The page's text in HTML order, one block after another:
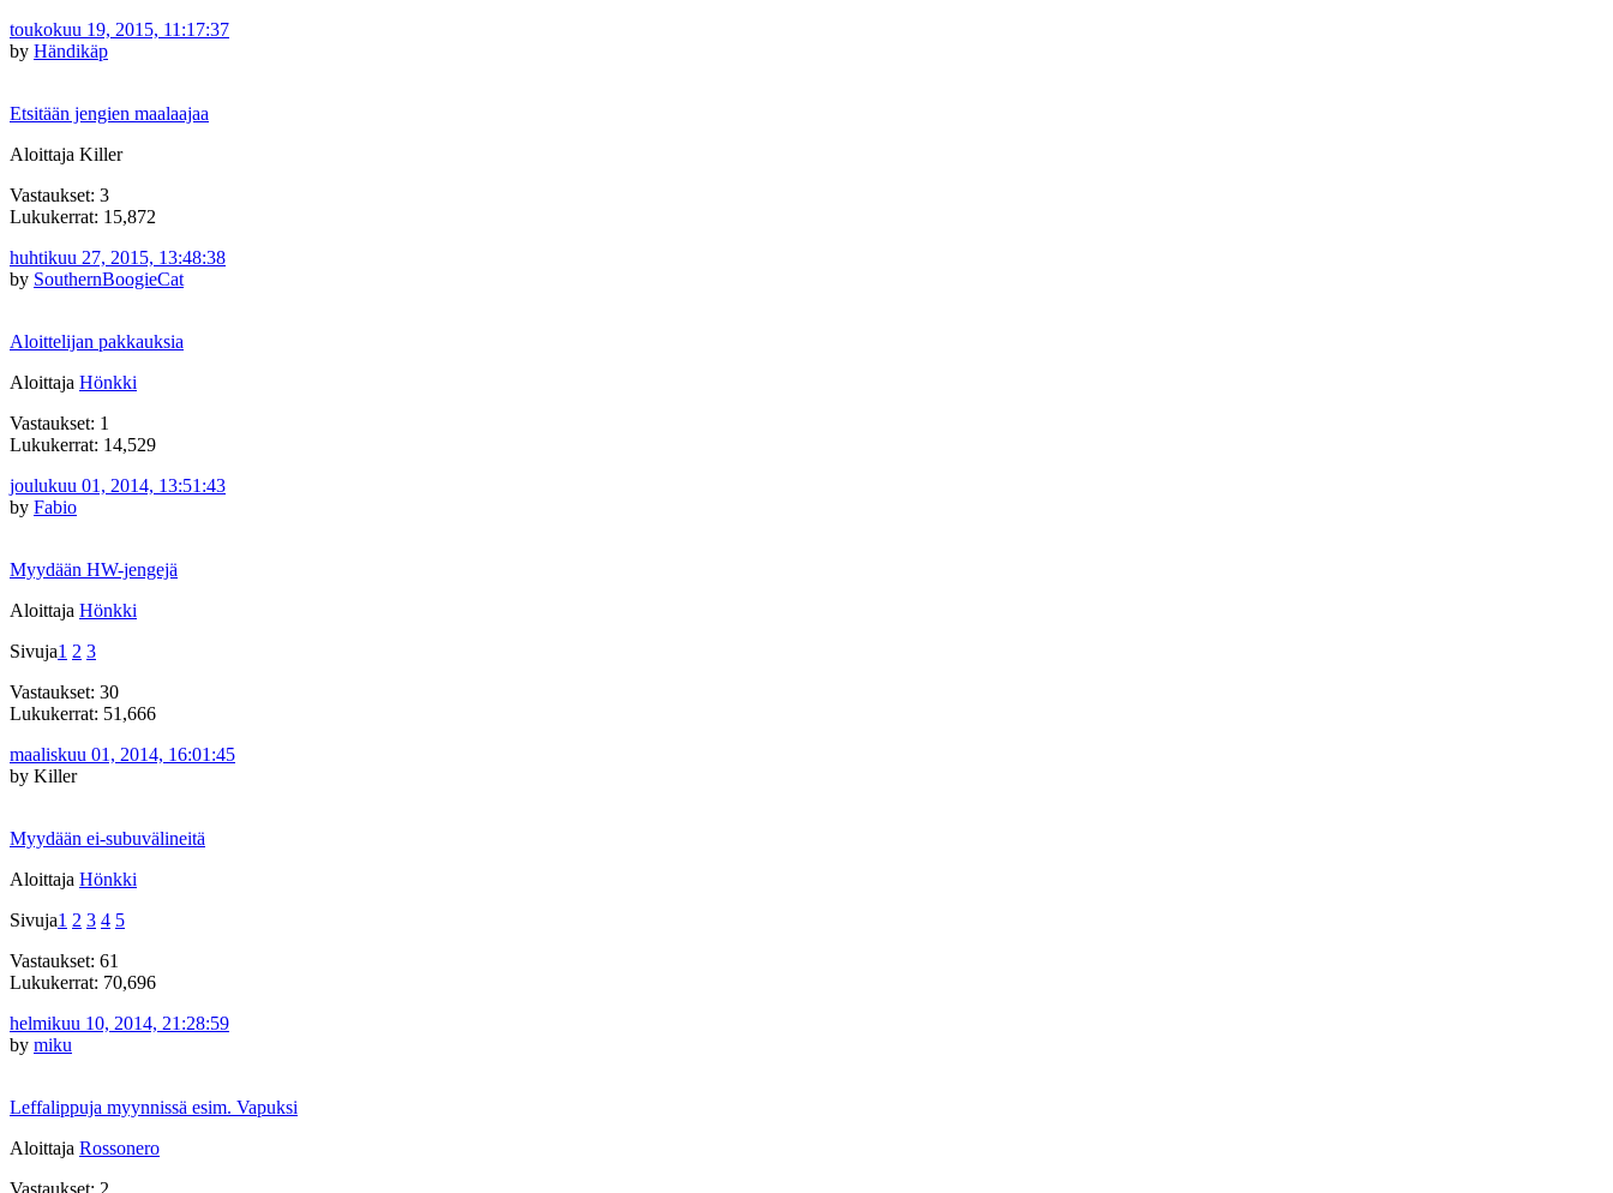
toukokuu 19, 2015, 11:17:37
by Händikäp
Etsitään jengien maalaajaa
Aloittaja Killer
Vastaukset: 3
Lukukerrat: 15,872
huhtikuu 27, 2015, 13:48:38
by SouthernBoogieCat
Aloittelijan pakkauksia
Aloittaja Hönkki
Vastaukset: 1
Lukukerrat: 14,529
joulukuu 01, 2014, 13:51:43
by Fabio
Myydään HW-jengejä
Aloittaja Hönkki
Sivuja1 2 3
Vastaukset: 30
Lukukerrat: 51,666
maaliskuu 01, 2014, 16:01:45
by Killer
Myydään ei-subuvälineitä
Aloittaja Hönkki
Sivuja1 2 3 4 5
Vastaukset: 61
Lukukerrat: 70,696
helmikuu 10, 2014, 21:28:59
by miku
Leffalippuja myynnissä esim. Vapuksi
Aloittaja Rossonero
Vastaukset: 2